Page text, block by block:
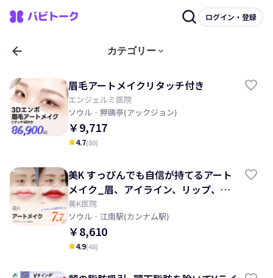
ログイン・登録
arrow_back カテゴリー keyboard_arrow_down
眉毛アートメイクリタッチ付き
エンジェルミ医院
ソウル · 狎鷗亭(アックジョン)
￥9,717
kid_star4.7(80)
美K すっぴんでも自信が持てるアート
メイク_眉、アイライン、リップ、頭
皮、ヘアライン
美K医院
ソウル · 江南駅(カンナム駅)
￥8,610
kid_star4.9(48)